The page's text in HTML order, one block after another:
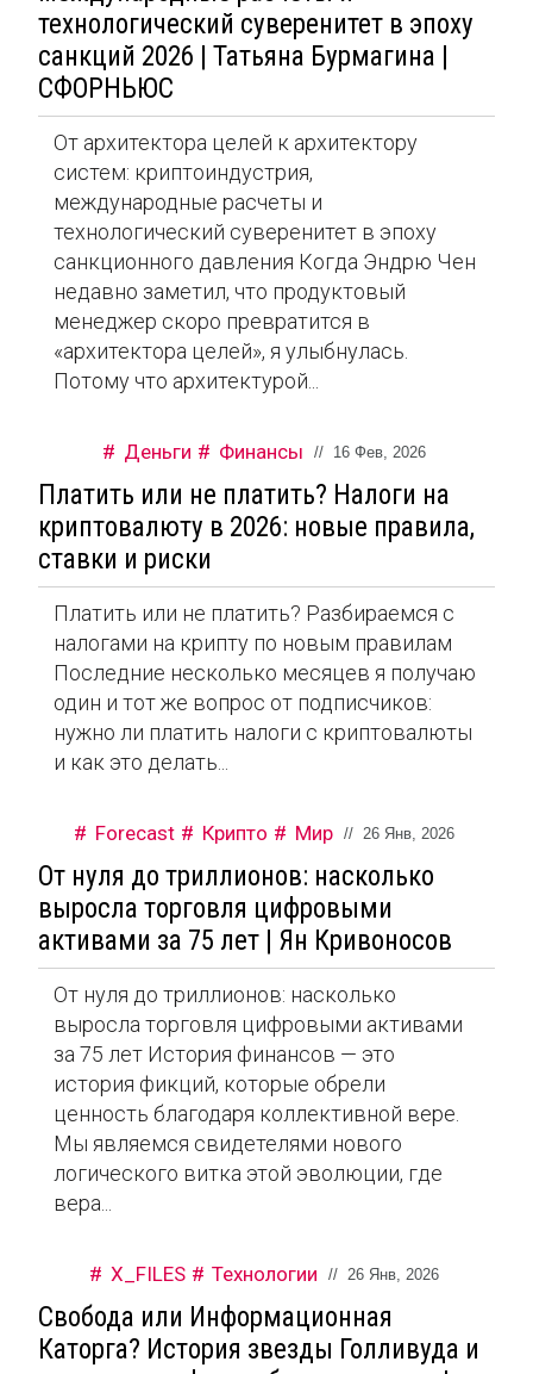
технологический суверенитет в эпоху
санкций 2026 | Татьяна Бурмагина |
СФОРНЬЮС
От архитектора целей к архитектору
систем: криптоиндустрия,
международные расчеты и
технологический суверенитет в эпоху
санкционного давления Когда Эндрю Чен
недавно заметил, что продуктовый
менеджер скоро превратится в
«архитектора целей», я улыбнулась.
Потому что архитектурой...
Деньги Финансы // 16 Фев, 2026
Платить или не платить? Налоги на
криптовалюту в 2026: новые правила,
ставки и риски
Платить или не платить? Разбираемся с
налогами на крипту по новым правилам
Последние несколько месяцев я получаю
один и тот же вопрос от подписчиков:
нужно ли платить налоги с криптовалюты
и как это делать...
Forecast Крипто Мир // 26 Янв, 2026
От нуля до триллионов: насколько
выросла торговля цифровыми
активами за 75 лет | Ян Кривоносов
От нуля до триллионов: насколько
выросла торговля цифровыми активами
за 75 лет История финансов — это
история фикций, которые обрели
ценность благодаря коллективной вере.
Мы являемся свидетелями нового
логического витка этой эволюции, где
вера...
X_FILES Технологии // 26 Янв, 2026
Свобода или Информационная
Каторга? История звезды Голливуда и